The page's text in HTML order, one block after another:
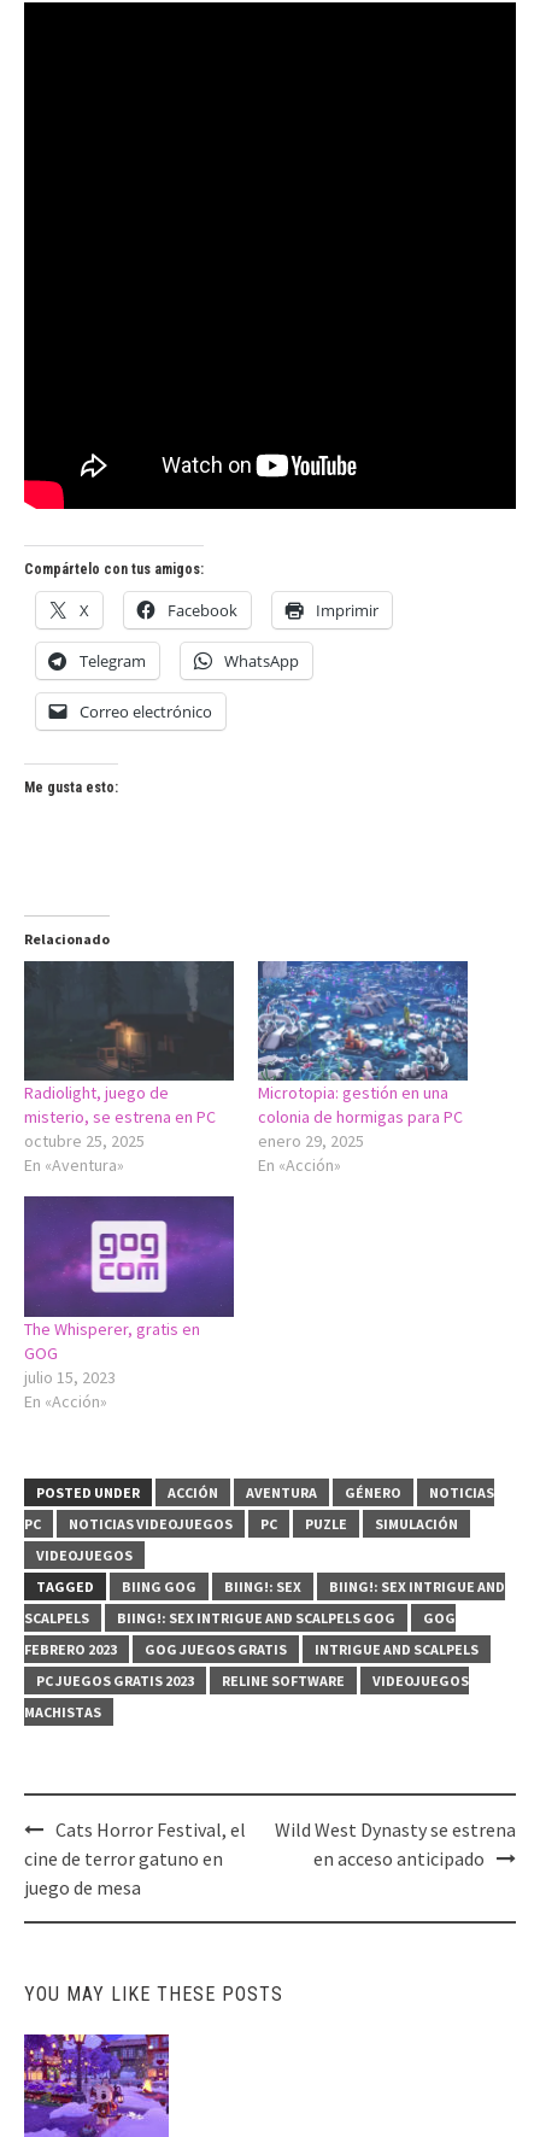
Compártelo con tus amigos:
X Facebook Imprimir
Telegram WhatsApp
Correo electrónico
Me gusta esto:
Relacionado
Radiolight, juego de
misterio, se estrena en PC
octubre 25, 2025
En «Aventura»
Microtopia: gestión en una
colonia de hormigas para PC
enero 29, 2025
En «Acción»
The Whisperer, gratis en
GOG
julio 15, 2023
En «Acción»
POSTED UNDER ACCIÓN AVENTURA GÉNERO
NOTICIAS
PC
NOTICIAS VIDEOJUEGOS PC PUZLE
SIMULACIÓN
VIDEOJUEGOS
TAGGED
BIING GOG BIING!: SEX
BIING!: SEX INTRIGUE AND
SCALPELS
BIING!: SEX INTRIGUE AND SCALPELS GOG
GOG
FEBRERO 2023
GOG JUEGOS GRATIS
INTRIGUE AND SCALPELS
PC JUEGOS GRATIS 2023
RELINE SOFTWARE
VIDEOJUEGOS
MACHISTAS
Post
navigation
Cats Horror Festival, el
cine de terror gatuno en
juego de mesa
Wild West Dynasty se estrena
en acceso anticipado
YOU MAY LIKE THESE POSTS